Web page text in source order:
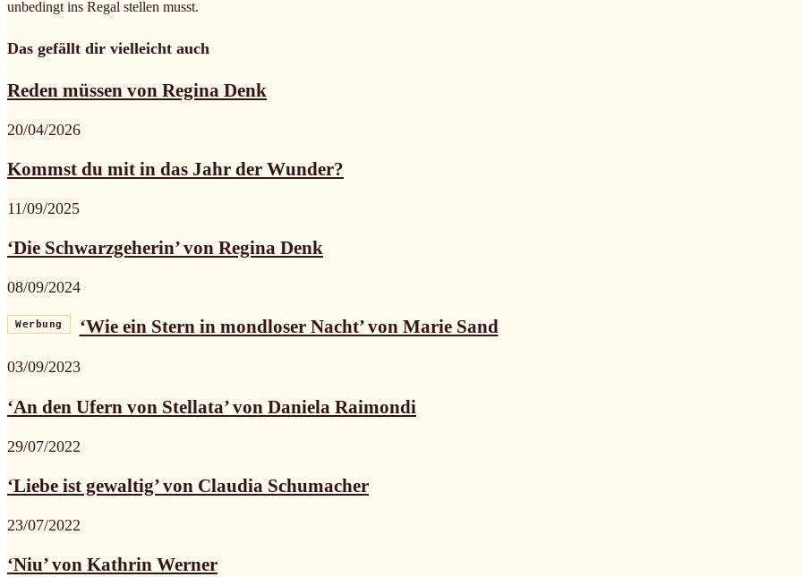
unbedingt ins Regal stellen musst.
Das gefällt dir vielleicht auch
Reden müssen von Regina Denk
20/04/2026
Kommst du mit in das Jahr der Wunder?
11/09/2025
‘Die Schwarzgeherin’ von Regina Denk
08/09/2024
Werbung ‘Wie ein Stern in mondloser Nacht’ von Marie Sand
03/09/2023
‘An den Ufern von Stellata’ von Daniela Raimondi
29/07/2022
‘Liebe ist gewaltig’ von Claudia Schumacher
23/07/2022
‘Niu’ von Kathrin Werner